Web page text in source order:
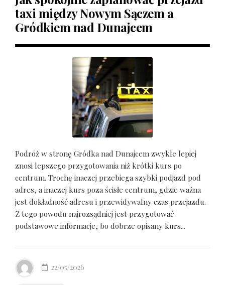
taxi między Nowym Sączem a
Gródkiem nad Dunajcem
Podróż w stronę Gródka nad Dunajcem zwykle lepiej
znosi lepszego przygotowania niż krótki kurs po
centrum. Trochę inaczej przebiega szybki podjazd pod
adres, a inaczej kurs poza ścisłe centrum, gdzie ważna
jest dokładność adresu i przewidywalny czas przejazdu.
Z tego powodu najrozsądniej jest przygotować
podstawowe informacje, bo dobrze opisany kurs...
22/05/2026